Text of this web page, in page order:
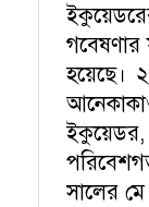
হয়েছে।
ইকুয়েডর,
সালের